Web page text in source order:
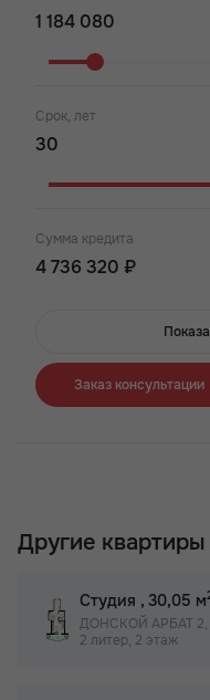
Срок, лет
Сумма кредита
4 736 320 ₽
Заказ консультации
Другие квартиры
Студия , 30,05 м
ДОНСКОЙ АРБАТ 2,
2 литер, 2 этаж